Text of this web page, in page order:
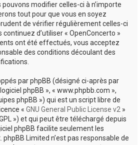
pouvons modifier celles-ci à n’importe
tout pour que vous en soyez
de vérifier régulièrement celles-ci
d’utiliser « OpenConcerto »
ont été effectués, vous acceptez
des conditions découlant des
par phpBB (désigné ci-après par
logiciel phpBB », « www.phpbb.com »,
phpBB ») qui est un script libre de
« GNU General Public License v2 »
») et qui peut être téléchargé depuis
phpBB facilite seulement les
Limited n’est pas responsable de